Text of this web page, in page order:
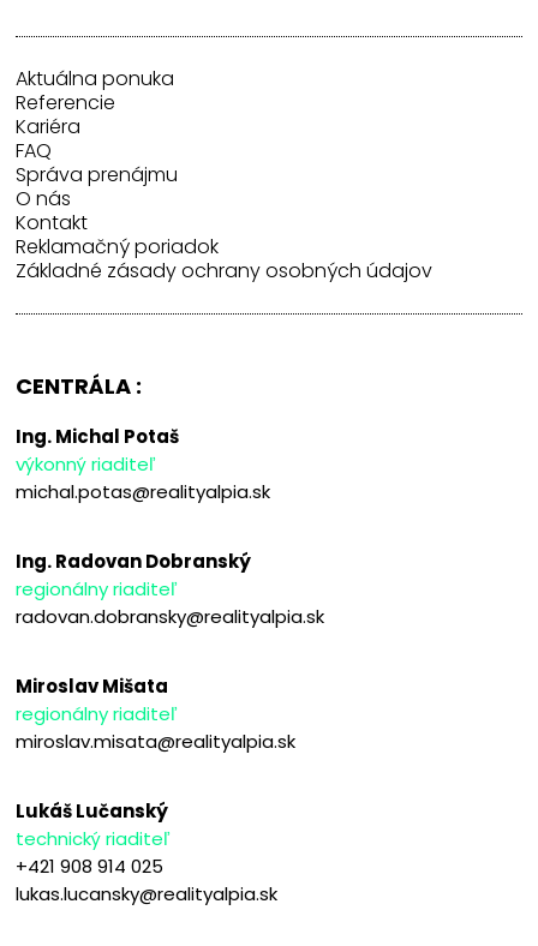
Aktuálna ponuka
Referencie
Kariéra
FAQ
Správa prenájmu
O nás
Kontakt
Reklamačný poriadok
Základné zásady ochrany osobných údajov
CENTRÁLA :
Ing. Michal Potaš
výkonný riaditeľ
michal.potas@realityalpia.sk
Ing. Radovan Dobranský
regionálny riaditeľ
radovan.dobransky@realityalpia.sk
Miroslav Mišata
regionálny riaditeľ
miroslav.misata@realityalpia.sk
Lukáš Lučanský
technický riaditeľ
+421 908 914 025
lukas.lucansky@realityalpia.sk